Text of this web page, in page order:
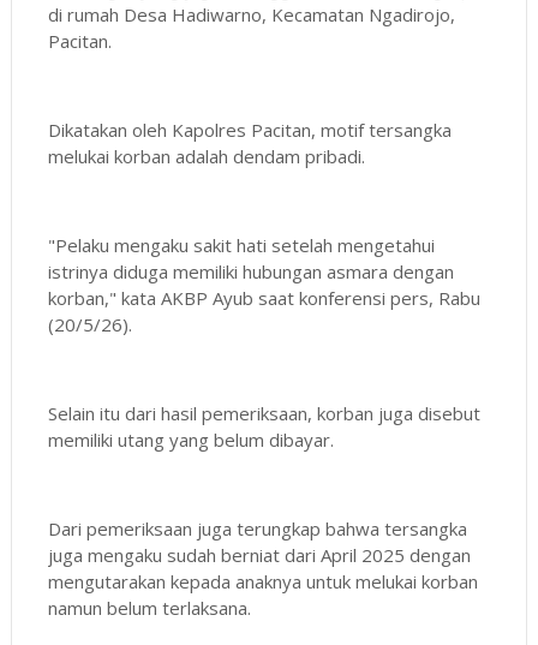
di rumah Desa Hadiwarno, Kecamatan Ngadirojo,
Pacitan.
Dikatakan oleh Kapolres Pacitan, motif tersangka
melukai korban adalah dendam pribadi.
"Pelaku mengaku sakit hati setelah mengetahui
istrinya diduga memiliki hubungan asmara dengan
korban," kata AKBP Ayub saat konferensi pers, Rabu
(20/5/26).
Selain itu dari hasil pemeriksaan, korban juga disebut
memiliki utang yang belum dibayar.
Dari pemeriksaan juga terungkap bahwa tersangka
juga mengaku sudah berniat dari April 2025 dengan
mengutarakan kepada anaknya untuk melukai korban
namun belum terlaksana.